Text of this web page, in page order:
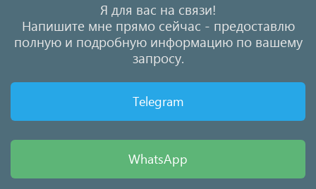
Я для вас на связи!
Напишите мне прямо сейчас - предоставлю
полную и подробную информацию по вашему
запросу.
Telegram
WhatsApp